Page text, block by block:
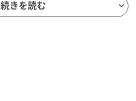
続きを読む